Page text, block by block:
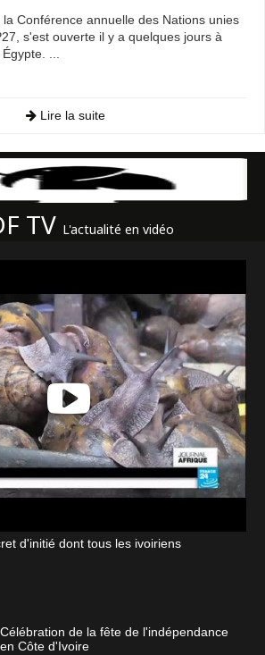
Conférence annuelle des Nations unies
s'est ouverte il y a quelques jours à
...
Lire la suite
TV L'actualité en vidéo
d'initié dont tous les ivoiriens
Célébration de la fête de l'indépendance
en Côte d'Ivoire